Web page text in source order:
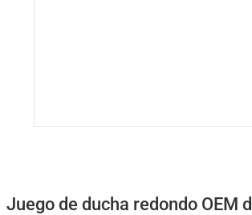
Juego de ducha redondo OEM